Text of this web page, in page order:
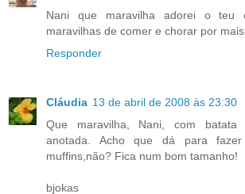
Nani que maravilha adorei o teu
maravilhas de comer e chorar por mais
Responder
Cláudia 13 de abril de 2008 às 23:30
Que maravilha, Nani, com batata
anotada. Acho que dá para
muffins,não? Fica num bom tamanho!
bjokas